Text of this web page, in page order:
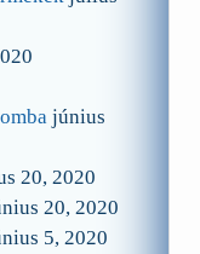
június
20, 2020
20, 2020
5, 2020